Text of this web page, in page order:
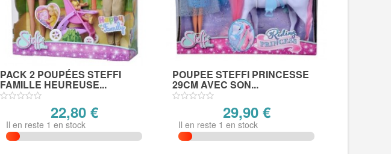
PACK 2 POUPÉES STEFFI
FAMILLE HEUREUSE...
22,80 €
Il en reste 1 en stock
POUPEE STEFFI PRINCESSE
29CM AVEC SON...
29,90 €
Il en reste 1 en stock